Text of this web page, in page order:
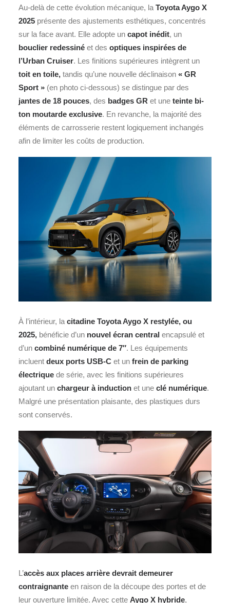
Au-delà de cette évolution mécanique, la Toyota Aygo X
2025 présente des ajustements esthétiques, concentrés
sur la face avant. Elle adopte un capot inédit, un
bouclier redessiné et des optiques inspirées de
l’Urban Cruiser. Les finitions supérieures intègrent un
toit en toile, tandis qu’une nouvelle déclinaison « GR
Sport » (en photo ci-dessous) se distingue par des
jantes de 18 pouces, des badges GR et une teinte bi-
ton moutarde exclusive. En revanche, la majorité des
éléments de carrosserie restent logiquement inchangés
afin de limiter les coûts de production.
À l’intérieur, la citadine Toyota Aygo X restylée, ou
2025, bénéficie d’un nouvel écran central encapsulé et
d’un combiné numérique de 7″. Les équipements
incluent deux ports USB-C et un frein de parking
électrique de série, avec les finitions supérieures
ajoutant un chargeur à induction et une clé numérique.
Malgré une présentation plaisante, des plastiques durs
sont conservés.
L’accès aux places arrière devrait demeurer
contraignante en raison de la découpe des portes et de
leur ouverture limitée. Avec cette Aygo X hybride,